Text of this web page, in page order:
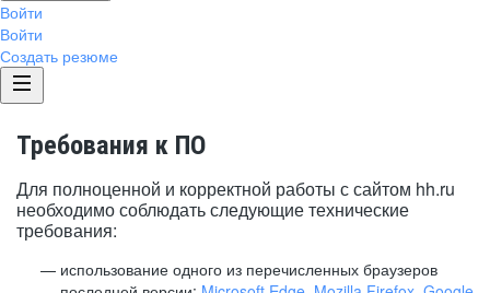
Войти
Войти
Создать резюме
Требования к ПО
Для полноценной и корректной работы с сайтом hh.ru
необходимо соблюдать следующие технические
требования:
использование одного из перечисленных браузеров